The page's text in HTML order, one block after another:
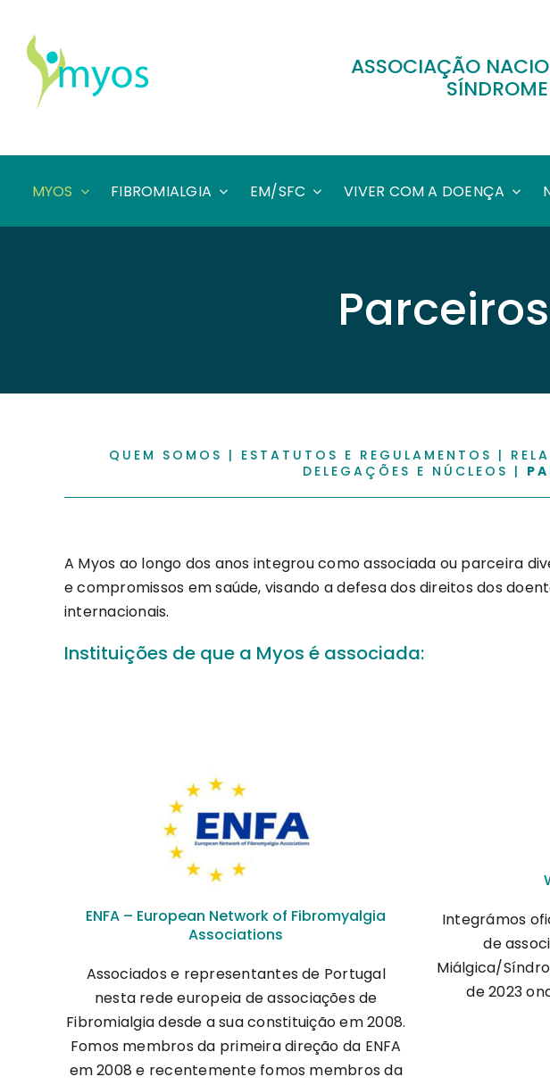
content
ASSOCIAÇÃO
MYOS FIBROMIALGIA EM/SFC VIVER COM A DOENÇA
QUEM SOMOS | ESTATUTOS E REGULAMENTOS |
DELEGAÇÕES E NÚCLEOS |
A Myos ao longo dos anos integrou como associada ou parceira
e compromissos em saúde, visando a defesa dos direitos dos
internacionais.
Instituições de que a Myos é associada:
ENFA – European Network of Fibromyalgia
Associations
Associados e representantes de Portugal
nesta rede europeia de associações de
Fibromialgia desde a sua constituição em 2008.
Fomos membros da primeira direção da ENFA
em 2008 e recentemente fomos membros da
Integrámos
de
Miálgica/
de 2023